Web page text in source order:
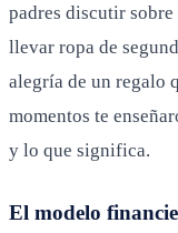
padres discutir
llevar ropa de
alegría de un regalo
momentos te
y lo que significa.
El modelo